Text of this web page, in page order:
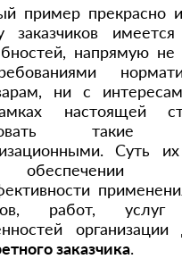
пример прекрасно
заказчиков
напрямую не
ни с
настоящей
такие
Суть
работ,
организации
заказчика.